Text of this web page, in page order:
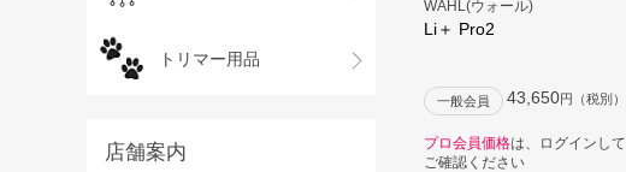
トリマー用品
店舗案内
WAHL(ウォール)
Li＋ Pro2
一般会員 43,650円（税別）
プロ会員価格は、ログインして
ご確認ください